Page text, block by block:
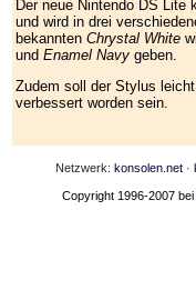
Der neue Nintendo DS Lite
und wird in drei
bekanntenChrystal White
undEnamel Navygeben.
Zudem soll der Stylus
verbessert worden sein.
Netzwerk: konsolen.net ·
Copyright 1996-2007 bei